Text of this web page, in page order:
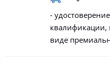
-
квалификации,
виде